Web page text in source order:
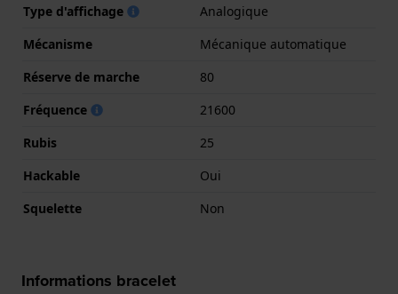
Type d'affichage
Analogique
Mécanisme
Mécanique automatique
Réserve de marche
80
Fréquence
21600
Rubis
25
Hackable
Oui
Squelette
Non
Informations bracelet